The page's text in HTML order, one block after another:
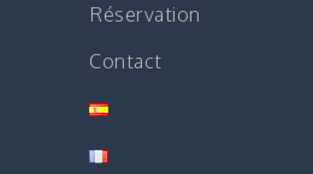
Réservation
Contact